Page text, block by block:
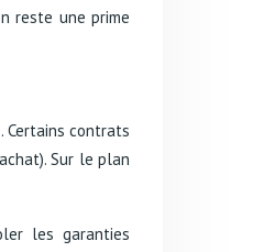
reste une prime
contrats
Sur le plan
les garanties